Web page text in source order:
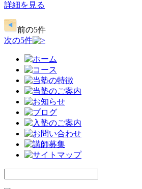
詳細を見る
前の5件
次の5件